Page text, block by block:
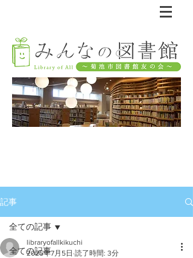
記事
全ての記事
全ての記事
libraryofallkikuchi
2025年7月5日 読了時間: 3分